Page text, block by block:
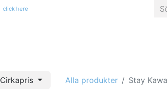
click here
Cirkapris Alla produkter Stay